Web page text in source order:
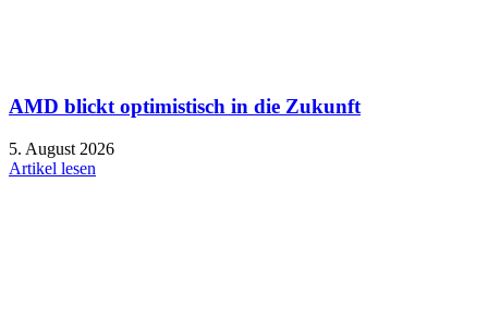
AMD blickt optimistisch in die Zukunft
5. August 2026
Artikel lesen